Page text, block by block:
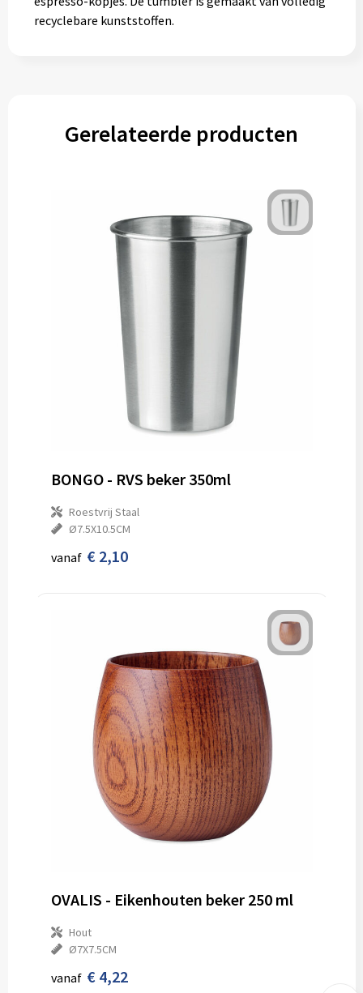
recyclebare kunststoffen.
Gerelateerde producten
BONGO - RVS beker 350ml
Roestvrij Staal
Ø7.5X10.5CM
vanaf € 2,10
OVALIS - Eikenhouten beker 250 ml
Hout
Ø7X7.5CM
vanaf € 4,22